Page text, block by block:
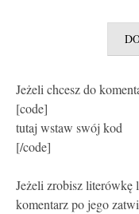
Jeżeli chcesz do
[code]
tutaj wstaw swój kod
[/code]
Jeżeli zrobisz literówkę
komentarz po jego